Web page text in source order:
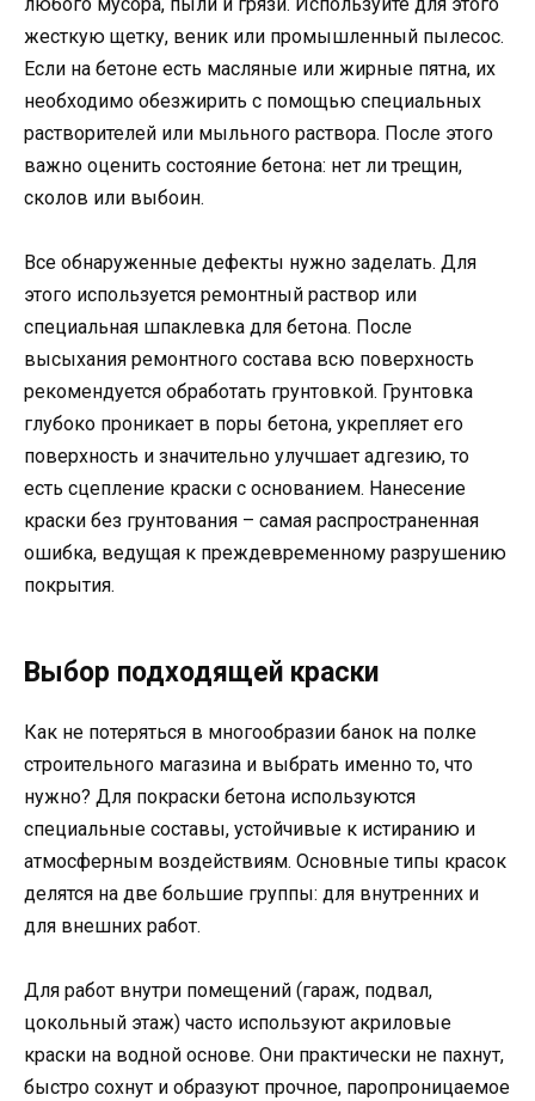
жесткую щетку, веник или промышленный пылесос.
Если на бетоне есть масляные или жирные пятна, их
необходимо обезжирить с помощью специальных
растворителей или мыльного раствора. После этого
важно оценить состояние бетона: нет ли трещин,
сколов или выбоин.
Все обнаруженные дефекты нужно заделать. Для
этого используется ремонтный раствор или
специальная шпаклевка для бетона. После
высыхания ремонтного состава всю поверхность
рекомендуется обработать грунтовкой. Грунтовка
глубоко проникает в поры бетона, укрепляет его
поверхность и значительно улучшает адгезию, то
есть сцепление краски с основанием. Нанесение
краски без грунтования – самая распространенная
ошибка, ведущая к преждевременному разрушению
покрытия.
Выбор подходящей краски
Как не потеряться в многообразии банок на полке
строительного магазина и выбрать именно то, что
нужно? Для покраски бетона используются
специальные составы, устойчивые к истиранию и
атмосферным воздействиям. Основные типы красок
делятся на две большие группы: для внутренних и
для внешних работ.
Для работ внутри помещений (гараж, подвал,
цокольный этаж) часто используют акриловые
краски на водной основе. Они практически не пахнут,
быстро сохнут и образуют прочное, паропроницаемое